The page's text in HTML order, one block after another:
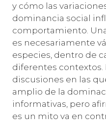
y cómo las
dominancia social
comportamiento.
es necesariamente
especies, dentro de
diferentes contextos.
discusiones en las
amplio de la
informativas, pero
es un mito va en